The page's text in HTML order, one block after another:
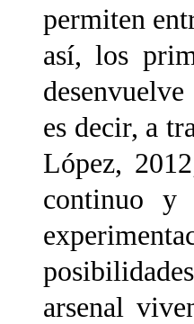
permiten
así, los
es decir, a
López,
continuo y
arsenal